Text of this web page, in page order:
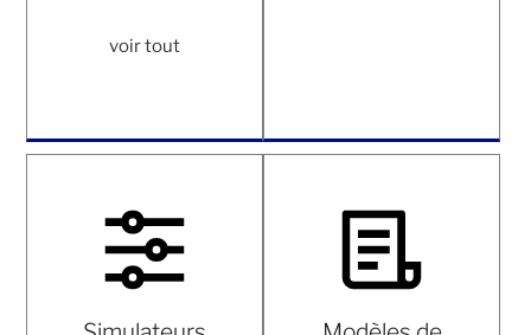
voir tout